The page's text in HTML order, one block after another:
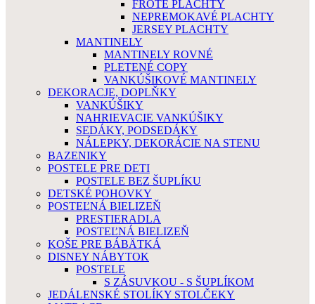
FROTÉ PLACHTY
NEPREMOKAVÉ PLACHTY
JERSEY PLACHTY
MANTINELY
MANTINELY ROVNÉ
PLETENÉ COPY
VANKÚŠIKOVÉ MANTINELY
DEKORACJE, DOPLŇKY
VANKÚŠIKY
NAHRIEVACIE VANKÚŠIKY
SEDÁKY, PODSEDÁKY
NÁLEPKY, DEKORÁCIE NA STENU
BAZENIKY
POSTELE PRE DETI
POSTELE BEZ ŠUPLÍKU
DETSKÉ POHOVKY
POSTEĽNÁ BIELIZEŇ
PRESTIERADLA
POSTEĽNÁ BIELIZEŇ
KOŠE PRE BÁBÄTKÁ
DISNEY NÁBYTOK
POSTELE
S ZÁSUVKOU - S ŠUPLÍKOM
JEDÁLENSKÉ STOLÍKY STOLČEKY